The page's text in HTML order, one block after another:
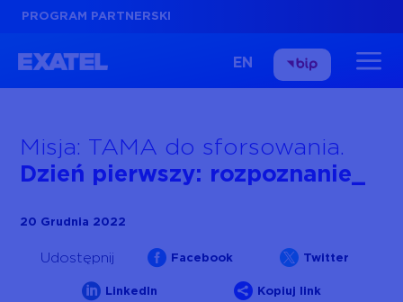
PROGRAM PARTNERSKI
EN
Misja: TAMA do sforsowania.
Dzień pierwszy: rozpoznanie
20 Grudnia 2022
Udostępnij  Facebook  Twitter
 LinkedIn  Kopiuj link